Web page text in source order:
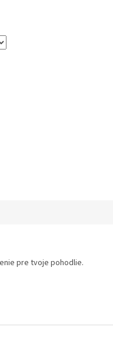
pre tvoje pohodlie.